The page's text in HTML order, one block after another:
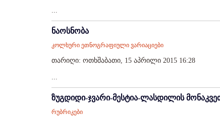
...
ნაოსნობა
კოლხური ეთნოგრაფიული ვარიაციები
თარიღი: ოთხშაბათი, 15 აპრილი 2015 16:28
...
ზუგდიდი-ჯვარი-მესტია-ლასდილის
რუბრიკები